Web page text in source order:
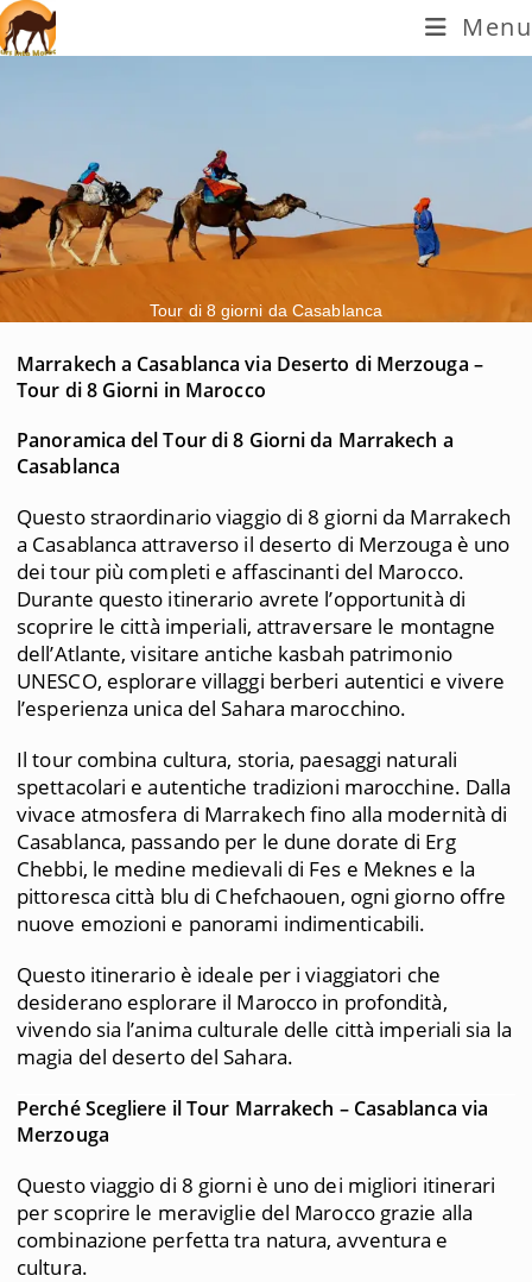
Menu
Tour di 8 giorni da Casablanca
Marrakech a Casablanca via Deserto di Merzouga –
Tour di 8 Giorni in Marocco
Panoramica del Tour di 8 Giorni da Marrakech a
Casablanca
Questo straordinario viaggio di 8 giorni da Marrakech
a Casablanca attraverso il deserto di Merzouga è uno
dei tour più completi e affascinanti del Marocco.
Durante questo itinerario avrete l’opportunità di
scoprire le città imperiali, attraversare le montagne
dell’Atlante, visitare antiche kasbah patrimonio
UNESCO, esplorare villaggi berberi autentici e vivere
l’esperienza unica del Sahara marocchino.
Il tour combina cultura, storia, paesaggi naturali
spettacolari e autentiche tradizioni marocchine. Dalla
vivace atmosfera di Marrakech fino alla modernità di
Casablanca, passando per le dune dorate di Erg
Chebbi, le medine medievali di Fes e Meknes e la
pittoresca città blu di Chefchaouen, ogni giorno offre
nuove emozioni e panorami indimenticabili.
Questo itinerario è ideale per i viaggiatori che
desiderano esplorare il Marocco in profondità,
vivendo sia l’anima culturale delle città imperiali sia la
magia del deserto del Sahara.
Perché Scegliere il Tour Marrakech – Casablanca via
Merzouga
Questo viaggio di 8 giorni è uno dei migliori itinerari
per scoprire le meraviglie del Marocco grazie alla
combinazione perfetta tra natura, avventura e
cultura.